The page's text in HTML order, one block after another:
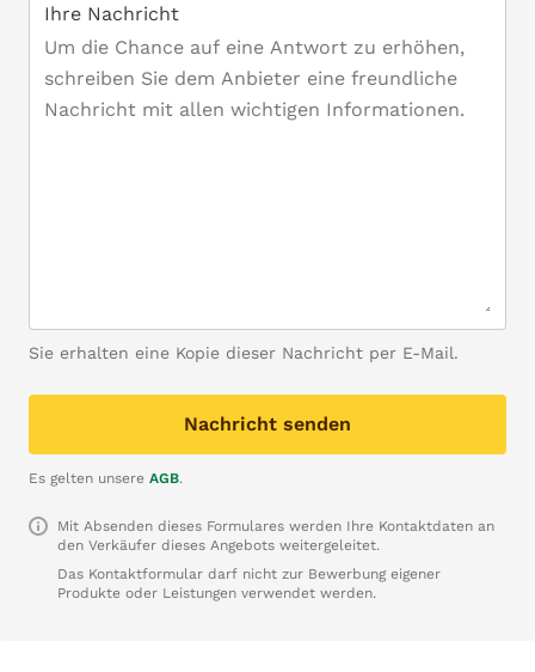
Ihre Nachricht
Sie erhalten eine Kopie dieser Nachricht per E-Mail.
Nachricht senden
Es gelten unsere AGB.
Mit Absenden dieses Formulares werden Ihre Kontaktdaten an
den Verkäufer dieses Angebots weitergeleitet.
Das Kontaktformular darf nicht zur Bewerbung eigener
Produkte oder Leistungen verwendet werden.